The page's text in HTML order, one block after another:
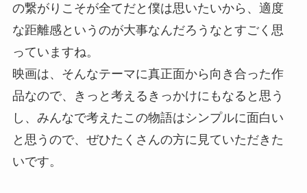
の繋がりこそが全てだと僕は思いたいから、適度
な距離感というのが大事なんだろうなとすごく思
っていますね。
映画は、そんなテーマに真正面から向き合った作
品なので、きっと考えるきっかけにもなると思う
し、みんなで考えたこの物語はシンプルに面白い
と思うので、ぜひたくさんの方に見ていただきた
いです。